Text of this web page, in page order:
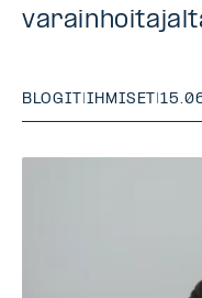
BLOGIT IHMISET |